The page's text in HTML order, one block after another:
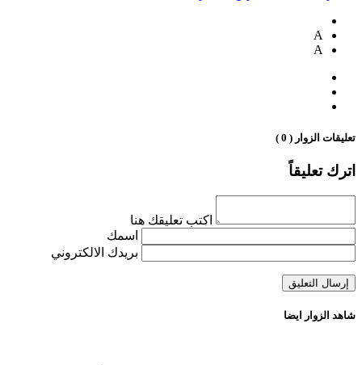
A
A
تعليقات الزوار ( 0 )
اترك تعليقاً
اكتب تعليقك هنا
اسمك
بريدك الالكتروني
شاهد الزوار ايضا